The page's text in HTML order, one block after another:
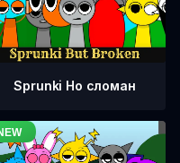
Sprunki Но сломан